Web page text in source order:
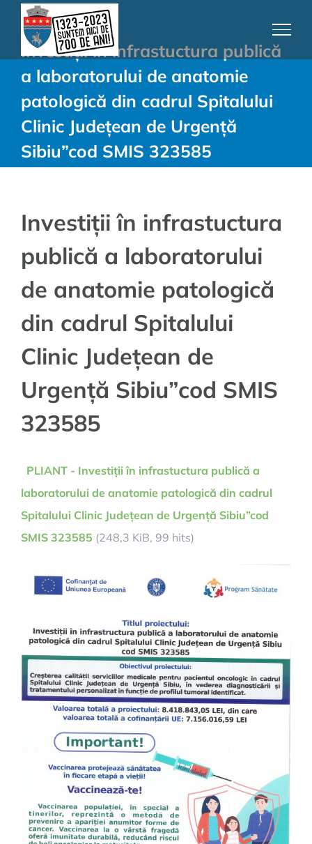
contentInvestiții în infrastuctura publică
a laboratorului de anatomie
patologică din cadrul Spitalului
Clinic Județean de Urgență
Sibiu”cod SMIS 323585
Investiții în infrastuctura
publică a laboratorului
de anatomie patologică
din cadrul Spitalului
Clinic Județean de
Urgență Sibiu”cod SMIS
323585
PLIANT - Investiții în infrastuctura publică a
laboratorului de anatomie patologică din cadrul
Spitalului Clinic Județean de Urgență Sibiu”cod
SMIS 323585 (248,3 KiB, 99 hits)